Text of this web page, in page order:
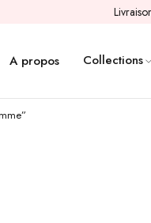
A propos Collections